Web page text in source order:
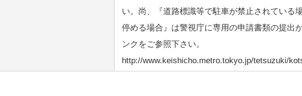
い。尚、『道路標識等で駐車が禁止されている
停める場合』は警視庁に専用の申請書類の提出
ンクをご参照下さい。
http://www.keishicho.metro.tokyo.jp/tetsuzuki/